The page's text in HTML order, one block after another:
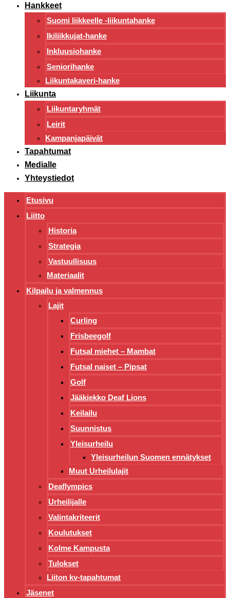
Hankkeet
Suomi liikkeelle -liikuntahanke
Ikiliikkujat-hanke
Inkluusiohanke
Seniorihanke
Liikuntakaveri-hanke
Liikunta
Liikuntaryhmät
Leirit
Kampanjapäivät
Tapahtumat
Medialle
Yhteystiedot
Etusivu
Liitto
Historia
Strategia
Vastuullisuus
Materiaalit
Kilpailu ja valmennus
Lajit
Curling
Frisbeegolf
Futsal miehet – Mambat
Futsal naiset – Pipsat
Golf
Jääkiekko Deaf Lions
Keilailu
Suunnistus
Yleisurheilu
Yleisurheilun Suomen ennätykset
Muut Urheilulajit
Deaflympics
Urheilijalle
Valintakriteerit
Koulutukset
Kolme Kampusta
Tulokset
Liiton kv-tapahtumat
Jäsenet